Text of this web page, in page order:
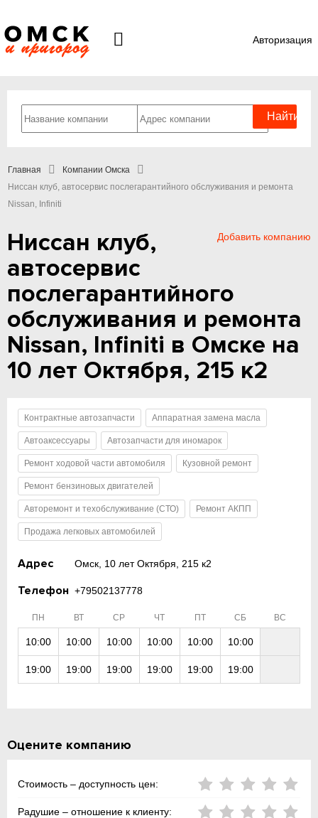
Авторизация
Главная
Компании Омска
Ниссан клуб, автосервис послегарантийного обслуживания и ремонта
Nissan, Infiniti
Добавить компанию
Ниссан клуб,
автосервис
послегарантийного
обслуживания и ремонта
Nissan, Infiniti в Омске на
10 лет Октября, 215 к2
Контрактные автозапчасти Аппаратная замена масла
Автоаксессуары Автозапчасти для иномарок
Ремонт ходовой части автомобиля Кузовной ремонт
Ремонт бензиновых двигателей
Авторемонт и техобслуживание (СТО) Ремонт АКПП
Продажа легковых автомобилей
Адрес Омск, 10 лет Октября, 215 к2
Телефон +79502137778
ПН ВТ СР ЧТ ПТ СБ ВС
10:00 10:00 10:00 10:00 10:00 10:00
19:00 19:00 19:00 19:00 19:00 19:00
Оцените компанию
Стоимость – доступность цен:
Радушие – отношение к клиенту: